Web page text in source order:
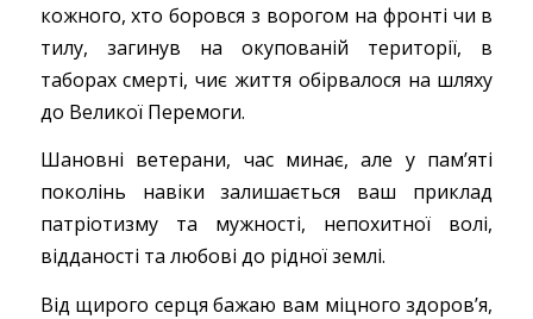
кожного, хто боровся з ворогом на фронті чи в
тилу, загинув на окупованій території, в
таборах смерті, чиє життя обірвалося на шляху
до Великої Перемоги.
Шановні ветерани, час минає, але у пам’яті
поколінь навіки залишається ваш приклад
патріотизму та мужності, непохитної волі,
відданості та любові до рідної землі.
Від щирого серця бажаю вам міцного здоров’я,